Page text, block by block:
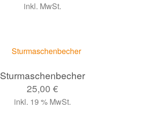
inkl. MwSt.
Sturmaschenbecher
25,00 €
inkl. 19 % MwSt.